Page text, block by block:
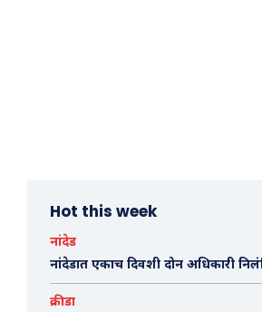
Hot this week
नांदेड
नांदेडात एकाच दिवशी दोन अधिकारी
क्रीडा